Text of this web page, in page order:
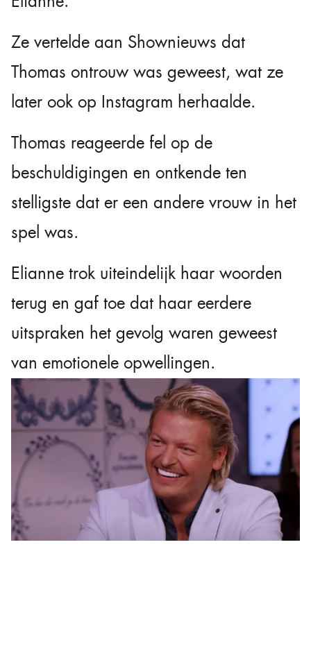
Ze vertelde aan Shownieuws dat
Thomas ontrouw was geweest, wat ze
later ook op Instagram herhaalde.
Thomas reageerde fel op de
beschuldigingen en ontkende ten
stelligste dat er een andere vrouw in het
spel was.
Elianne trok uiteindelijk haar woorden
terug en gaf toe dat haar eerdere
uitspraken het gevolg waren geweest
van emotionele opwellingen.